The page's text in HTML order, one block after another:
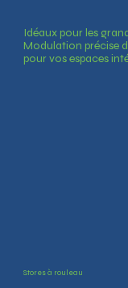
Idéaux pour les
Modulation précise
pour vos espaces
Stores à rouleau